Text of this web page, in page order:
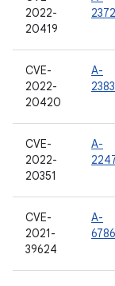
2022-
20419
CVE-
2022-
20420
A-
CVE-
2022-
20351
A-
CVE-
2021-
39624
A-